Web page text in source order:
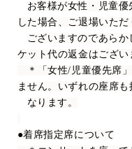
お客様が女性・児童
した場合、ご退場いただ
ございますのであら
ケット代の返金はござい
＊「女性/ 児童優先席
ません。いずれの座席も
なります。
●着席指定席について